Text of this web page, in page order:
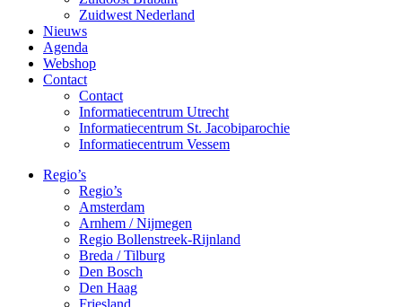
Zuidwest Nederland
Nieuws
Agenda
Webshop
Contact
Contact
Informatiecentrum Utrecht
Informatiecentrum St. Jacobiparochie
Informatiecentrum Vessem
Regio’s
Regio’s
Amsterdam
Arnhem / Nijmegen
Regio Bollenstreek-Rijnland
Breda / Tilburg
Den Bosch
Den Haag
Friesland